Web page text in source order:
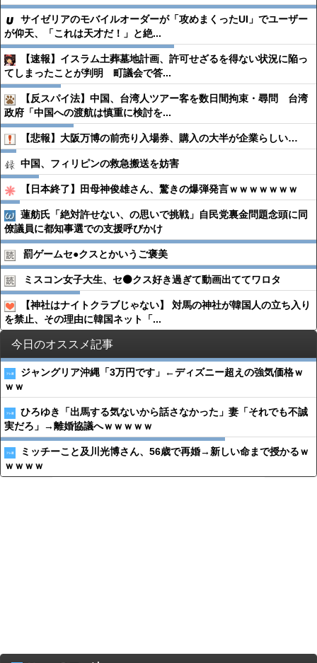
サイゼリアのモバイルオーダーが「攻めまくったUI」でユーザー
が仰天、「これは天才だ！」と絶...
【速報】イスラム土葬墓地計画、許可せざるを得ない状況に陥っ
てしまったことが判明 町議会で答...
【反スパイ法】中国、台湾人ツアー客を数日間拘束・尋問 台湾
政府「中国への渡航は慎重に検討を...
【悲報】大阪万博の前売り入場券、購入の大半が企業らしい…
中国、フィリピンの救急搬送を妨害
【日本終了】田母神俊雄さん、驚きの爆弾発言ｗｗｗｗｗｗｗ
蓮舫氏「絶対許せない、の思いで挑戦」自民党裏金問題念頭に同
僚議員に都知事選での支援呼びかけ
罰ゲームセ●︎クスとかいうご褒美
ミスコン女子大生、セ⚫️クス好き過ぎて動画出ててワロタ
【神社はナイトクラブじゃない】 対馬の神社が韓国人の立ち入り
を禁止、その理由に韓国ネット「...
今日のオススメ記事
ジャングリア沖縄「3万円です」←ディズニー超えの強気価格ｗ
ｗｗ
ひろゆき「出馬する気ないから話さなかった」妻「それでも不誠
実だろ」→離婚協議へｗｗｗｗｗ
ミッチーこと及川光博さん、56歳で再婚→新しい命まで授かるｗ
ｗｗｗｗ